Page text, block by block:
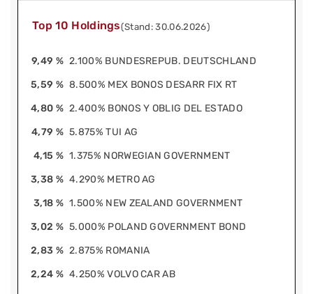
Top 10 Holdings(Stand: 30.06.2026)
9,49 % 2.100% BUNDESREPUB. DEUTSCHLAND
5,59 % 8.500% MEX BONOS DESARR FIX RT
4,80 % 2.400% BONOS Y OBLIG DEL ESTADO
4,79 % 5.875% TUI AG
4,15 % 1.375% NORWEGIAN GOVERNMENT
3,38 % 4.290% METRO AG
3,18 % 1.500% NEW ZEALAND GOVERNMENT
3,02 % 5.000% POLAND GOVERNMENT BOND
2,83 % 2.875% ROMANIA
2,24 % 4.250% VOLVO CAR AB